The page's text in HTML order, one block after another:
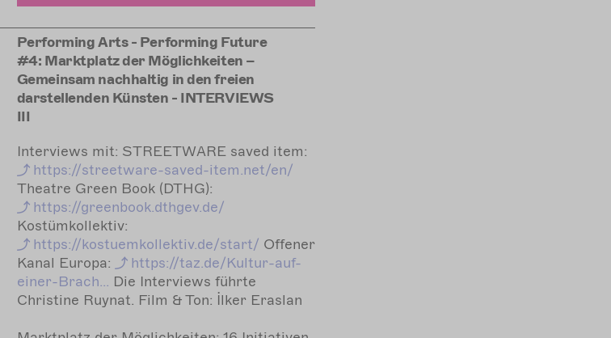
Performing Arts - Performing Future
#4: Marktplatz der Möglichkeiten –
Gemeinsam nachhaltig in den freien
darstellenden Künsten - INTERVIEWS
III
Interviews mit: STREETWARE saved item:
https://streetware-saved-item.net/en/
Theatre Green Book (DTHG):
https://greenbook.dthgev.de/
Kostümkollektiv:
https://kostuemkollektiv.de/start/ Offener
Kanal Europa:
https://taz.de/Kultur-auf-
einer-Brach... Die Interviews führte
Christine Ruynat. Film & Ton: İlker Eraslan